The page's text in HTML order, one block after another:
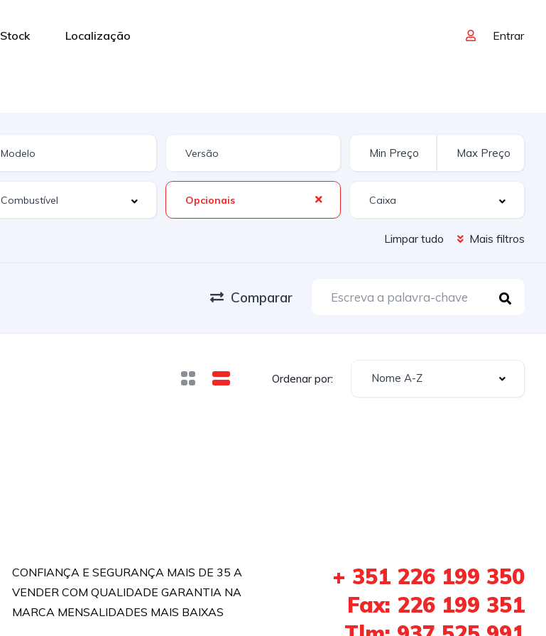
Stock Localização Entrar
Opcionais
Limpar tudo Mais filtros
Comparar
Ordenar por: Nome A-Z
CONFIANÇA E SEGURANÇA MAIS DE 35 A
VENDER COM QUALIDADE GARANTIA NA
MARCA MENSALIDADES MAIS BAIXAS
+ 351 226 199 350
Fax: 226 199 351